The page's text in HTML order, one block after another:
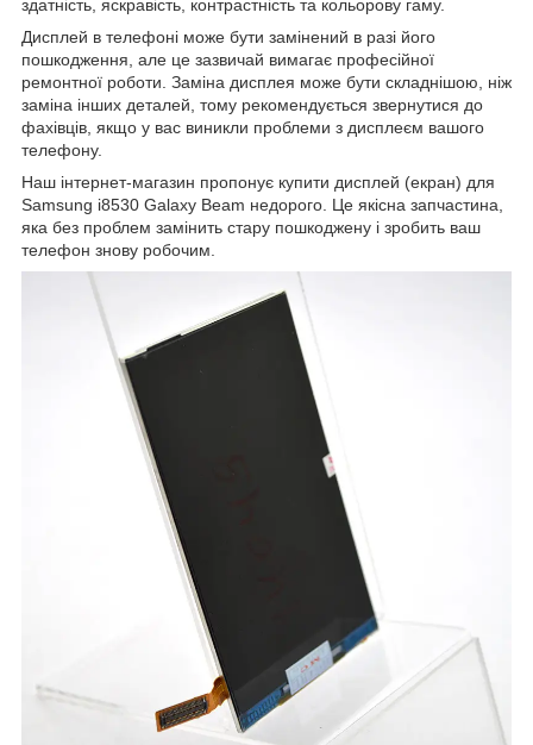
здатність, яскравість, контрастність та кольорову гаму.
Дисплей в телефоні може бути замінений в разі його
пошкодження, але це зазвичай вимагає професійної
ремонтної роботи. Заміна дисплея може бути складнішою, ніж
заміна інших деталей, тому рекомендується звернутися до
фахівців, якщо у вас виникли проблеми з дисплеєм вашого
телефону.
Наш інтернет-магазин пропонує купити дисплей (екран) для
Samsung i8530 Galaxy Beam недорого. Це якісна запчастина,
яка без проблем замінить стару пошкоджену і зробить ваш
телефон знову робочим.